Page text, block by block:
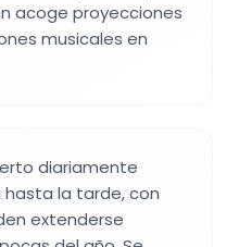
acoge proyecciones
musicales en
diariamente
la tarde, con
extenderse